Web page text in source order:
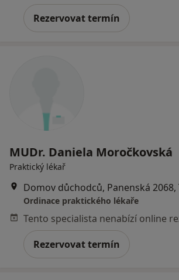
Rezervovat termín
MUDr. Daniela Moročkovská
Praktický lékař
Domov důchodců, Panenská 2068,
Ordinace praktického lékaře
Rezervovat termín